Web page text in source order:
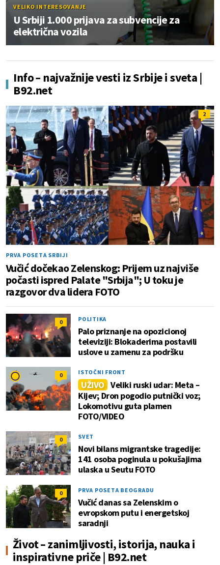
VELIKO INTERESOVANJE
U Srbiji 1.000 prijava za subvencije za
električna vozila
Info – najvažnije vesti iz Srbije i sveta |
B92.net
2
PRVA POSETA SRBIJI
Vučić dočekao Zelenskog: Prijem uz najviše
počasti ispred Palate "Srbija"; U toku je
razgovor dva lidera FOTO
0 POLITIKA
Palo priznanje na opozicionoj
televiziji: Blokaderima postavili
uslove u zamenu za podršku
0 ISTOČNI FRONT
UŽIVO Veliki ruski udar: Meta –
Kijev; Dron pogodio putnički voz;
Lokomotivu guta plamen
FOTO/VIDEO
0 SVET
Novi bilans migrantske tragedije:
141 osoba poginula u pokušajima
ulaska u Seutu FOTO
0 PRVA POSETA BEOGRADU
Vučić danas sa Zelenskim o
evropskom putu i energetskoj
saradnji
Život – zanimljivosti, istorija, nauka i
inspirativne priče | B92.net